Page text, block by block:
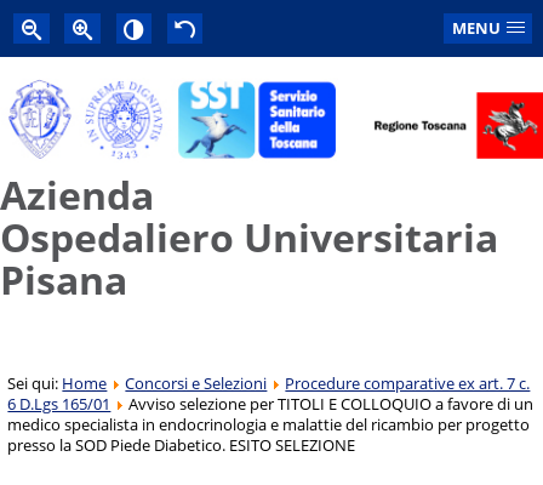
MENU
Azienda
Ospedaliero Universitaria
Pisana
Sei qui: Home Concorsi e Selezioni
Procedure comparative ex art. 7 c.
6 D.Lgs 165/01
Avviso selezione per TITOLI E COLLOQUIO a favore di un
medico specialista in endocrinologia e malattie del ricambio per progetto
presso la SOD Piede Diabetico. ESITO SELEZIONE